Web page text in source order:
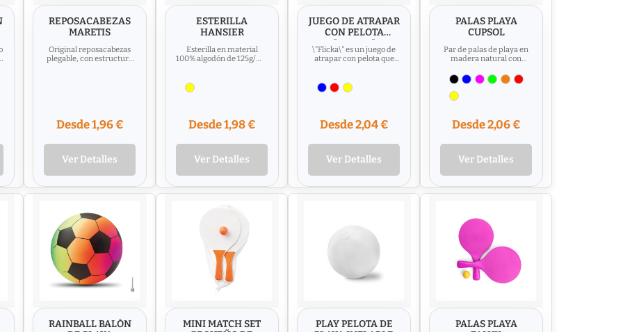
REPOSACABEZAS
MARETIS
Original reposacabezas
plegable, con estructura
Desde 1,96 €
Ver Detalles
ESTERILLA
HANSIER
Esterilla en material
100% algodón de 125g/m2
Desde 1,98 €
Ver Detalles
JUEGO DE ATRAPAR
CON PELOTA
"FLICKA"
\"Flicka\" es un juego de
atrapar con pelota que
Desde 2,04 €
Ver Detalles
PALAS PLAYA
CUPSOL
Par de palas de playa en
madera natural con
variada gama de vivos
colores....
Desde 2,06 €
Ver Detalles
RAINBALL BALÓN
MINI MATCH SET
PLAY PELOTA DE
PALAS PLAYA